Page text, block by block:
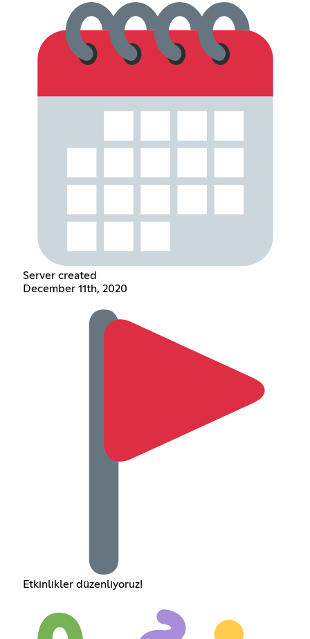
Server created
December 11th, 2020
Etkinlikler düzenliyoruz!